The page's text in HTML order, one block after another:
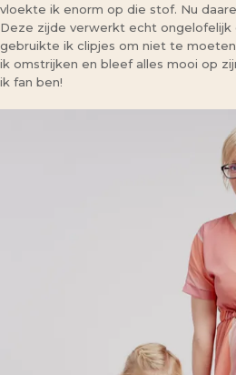
vloekte ik enorm op die stof. Nu
Deze zijde verwerkt echt ongelofelijk
gebruikte ik clipjes om niet te
ik omstrijken en bleef alles mooi op
ik fan ben!